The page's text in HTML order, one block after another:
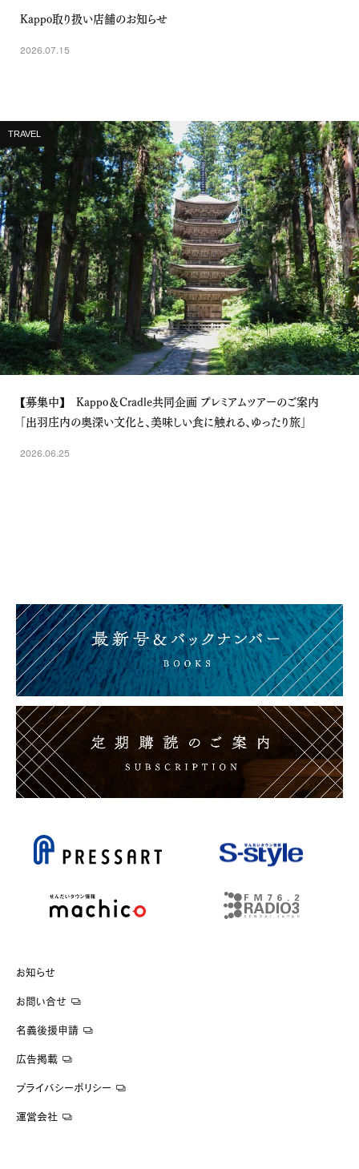
Kappo取り扱い店舗のお知らせ
2026.07.15
TRAVEL
【募集中】 Kappo＆Cradle共同企画 プレミアムツアーのご案内
「出羽庄内の奥深い文化と、美味しい食に触れる、ゆったり旅」
2026.06.25
お知らせ
お問い合せ
名義後援申請
広告掲載
プライバシーポリシー
運営会社